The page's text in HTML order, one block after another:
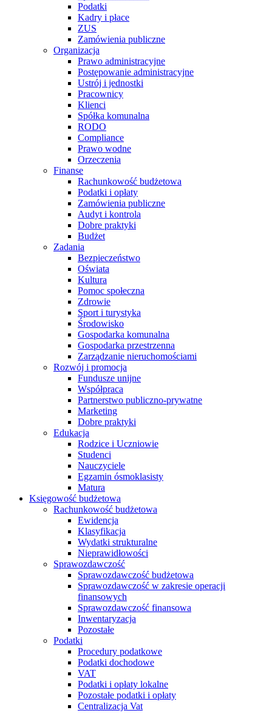
Podatki
Kadry i płace
ZUS
Zamówienia publiczne
Organizacja
Prawo administracyjne
Postępowanie administracyjne
Ustrój i jednostki
Pracownicy
Klienci
Spółka komunalna
RODO
Compliance
Prawo wodne
Orzeczenia
Finanse
Rachunkowość budżetowa
Podatki i opłaty
Zamówienia publiczne
Audyt i kontrola
Dobre praktyki
Budżet
Zadania
Bezpieczeństwo
Oświata
Kultura
Pomoc społeczna
Zdrowie
Sport i turystyka
Środowisko
Gospodarka komunalna
Gospodarka przestrzenna
Zarządzanie nieruchomościami
Rozwój i promocja
Fundusze unijne
Współpraca
Partnerstwo publiczno-prywatne
Marketing
Dobre praktyki
Edukacja
Rodzice i Uczniowie
Studenci
Nauczyciele
Egzamin ósmoklasisty
Matura
Księgowość budżetowa
Rachunkowość budżetowa
Ewidencja
Klasyfikacja
Wydatki strukturalne
Nieprawidłowości
Sprawozdawczość
Sprawozdawczość budżetowa
Sprawozdawczość w zakresie operacji
finansowych
Sprawozdawczość finansowa
Inwentaryzacja
Pozostałe
Podatki
Procedury podatkowe
Podatki dochodowe
VAT
Podatki i opłaty lokalne
Pozostałe podatki i opłaty
Centralizacja Vat